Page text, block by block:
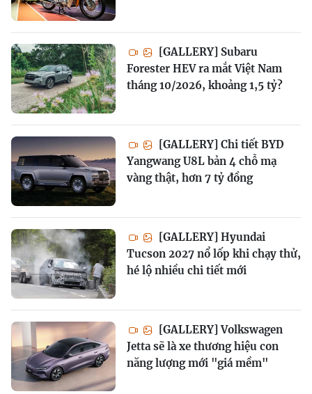
[GALLERY] Subaru
Forester HEV ra mắt Việt Nam
tháng 10/2026, khoảng 1,5 tỷ?
[GALLERY] Chi tiết BYD
Yangwang U8L bản 4 chỗ mạ
vàng thật, hơn 7 tỷ đồng
[GALLERY] Hyundai
Tucson 2027 nổ lốp khi chạy thử,
hé lộ nhiều chi tiết mới
[GALLERY] Volkswagen
Jetta sẽ là xe thương hiệu con
năng lượng mới "giá mềm"